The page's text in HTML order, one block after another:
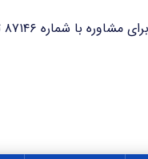
تماس حاصل فرمایید.